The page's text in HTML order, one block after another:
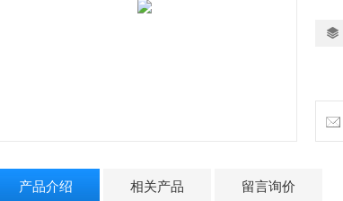
产品介绍 相关产品 留言询价